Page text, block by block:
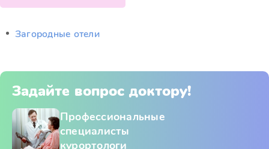
Загородные отели
Задайте вопрос доктору!
Профессиональные
специалисты
курортологи